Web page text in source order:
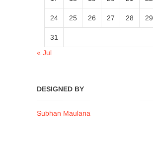
24 25 26 27 28 29
31
« Jul
DESIGNED BY
Subhan Maulana